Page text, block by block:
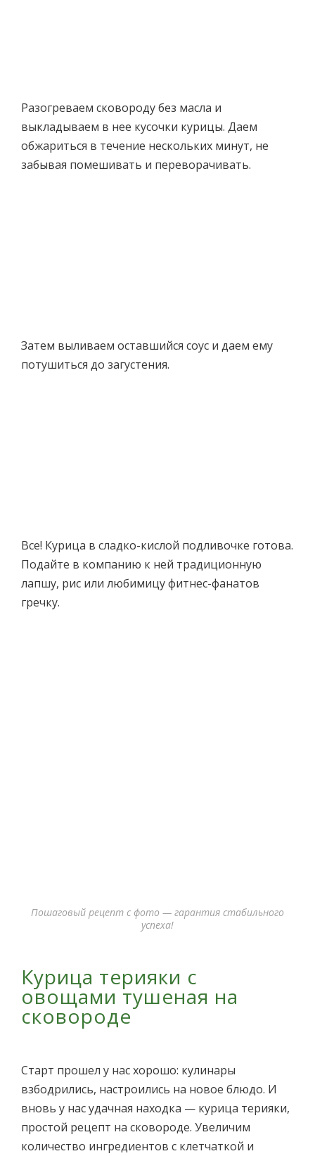
Разогреваем сковороду без масла и
выкладываем в нее кусочки курицы. Даем
обжариться в течение нескольких минут, не
забывая помешивать и переворачивать.
Затем выливаем оставшийся соус и даем ему
потушиться до загустения.
Все! Курица в сладко-кислой подливочке готова.
Подайте в компанию к ней традиционную
лапшу, рис или любимицу фитнес-фанатов
гречку.
Пошаговый рецепт с фото — гарантия стабильного
успеха!
Курица терияки с
овощами тушеная на
сковороде
Старт прошел у нас хорошо: кулинары
взбодрились, настроились на новое блюдо. И
вновь у нас удачная находка — курица терияки,
простой рецепт на сковороде. Увеличим
количество ингредиентов с клетчаткой и